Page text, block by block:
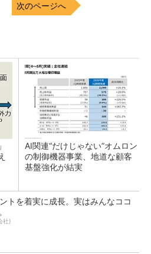
次のページへ
AI関連“だけじゃない”オムロン
の制御機器事業、地道な顧客
基盤強化が結実
トを着実に成長。実はみんなココ
社)